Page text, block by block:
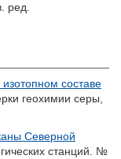
ред.
составе
геохимии серы,
Северной
станций. №